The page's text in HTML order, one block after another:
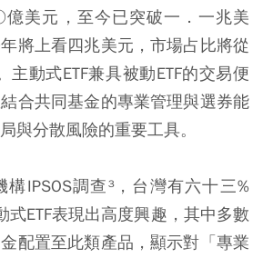
美元，至今已突破一．一兆美
將上看四兆美元，市場占比將從
主動式ETF兼具被動ETF的交易便
合共同基金的專業管理與選券能
與分散風險的重要工具。
IPSOS調查³，台灣有六十三%
式ETF表現出高度興趣，其中多數
配置至此類產品，顯示對「專業